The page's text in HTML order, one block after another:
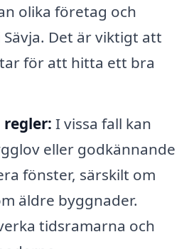
olika företag och
Det är viktigt att
för att hitta ett bra
I vissa fall kan
eller godkännande
fönster, särskilt om
äldre byggnader.
tidsramarna och